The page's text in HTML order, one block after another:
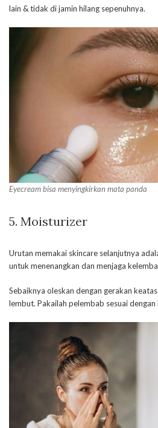
lain & tidak di jamin hilang sepenuhnya.
Eyecream bisa menyingkirkan mata panda
5. Moisturizer
Urutan memakai skincare selanjutnya
untuk menenangkan dan menjaga
Sebaiknya oleskan dengan gerakan
lembut. Pakailah pelembab sesuai